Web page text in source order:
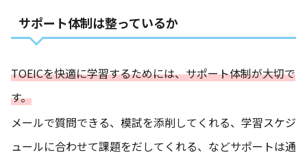
サポート体制は整っているか
TOEICを快適に学習するためには、サポート体制が大切で
す。
メールで質問できる、模試を添削してくれる、学習スケジ
ュールに合わせて課題をだしてくれる、などサポートは通